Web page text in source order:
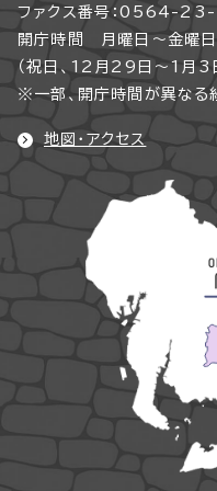
ファクス番号：0564-
開庁時間 月曜日～金曜
（祝日、12月29日～1月3
※一部、開庁時間が異なる
地図・アクセス